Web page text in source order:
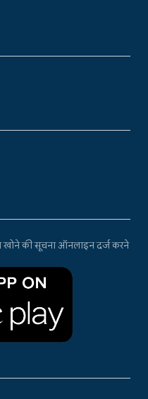
की सूचना ऑनलाइन दर्ज करने